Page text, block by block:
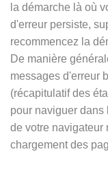
la démarche là où
d'erreur persiste,
recommencez la
De manière
messages d'erreur
(récapitulatif des
pour naviguer dans
de votre navigateur
chargement des